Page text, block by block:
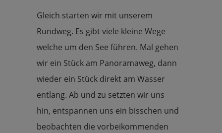
Gleich starten wir mit unserem
Rundweg. Es gibt viele kleine Wege
welche um den See führen. Mal gehen
wir ein Stück am Panoramaweg, dann
wieder ein Stück direkt am Wasser
entlang. Ab und zu setzten wir uns
hin, entspannen uns ein bisschen und
beobachten die vorbeikommenden